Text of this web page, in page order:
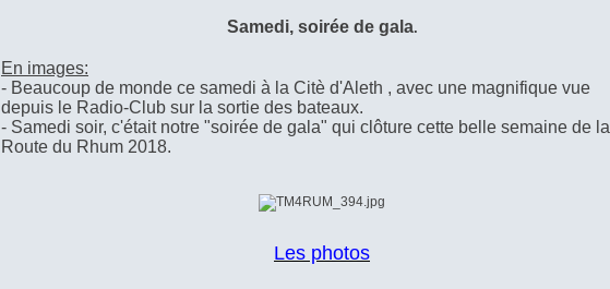
Samedi, soirée de gala.
En images:
- Beaucoup de monde ce samedi à la Citè d'Aleth , avec une magnifique vue
depuis le Radio-Club sur la sortie des bateaux.
- Samedi soir, c'était notre "soirée de gala" qui clôture cette belle semaine de la
Route du Rhum 2018.
Les photos